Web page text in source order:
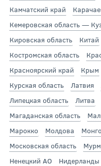
Камчатский край
Кемеровская область —
Кировская область
Китай
Костромская область
Красноярский край
Крым
Курская область
Латвия
Липецкая область
Литва
Магаданская область
Марокко
Молдова
Московская область
Ненецкий АО
Нидерланды